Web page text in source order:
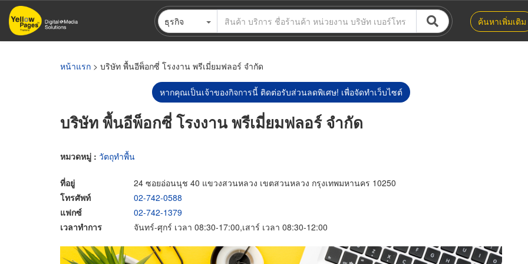
ข้าม
ไป
ธุรกิจ ค้นหาเพิ่มเติม
หน้าแรก > บริษัท พื้นอีพ็อกซี่ โรงงาน พรีเมี่ยมฟลอร์ จำกัด
หากคุณเป็นเจ้าของกิจการนี้ ติดต่อรับส่วนลดพิเศษ! เพื่อจัดทำเว็บไซต์
บริษัท พื้นอีพ็อกซี่ โรงงาน พรีเมี่ยมฟลอร์ จำกัด
หมวดหมู่ : วัตถุทำพื้น
ที่อยู่
24 ซอยอ่อนนุช 40 แขวงสวนหลวง เขตสวนหลวง กรุงเทพมหานคร 10250
โทรศัพท์
02-742-0588
แฟกซ์
02-742-1379
เวลาทำการ
จันทร์-ศุกร์ เวลา 08:30-17:00,เสาร์ เวลา 08:30-12:00